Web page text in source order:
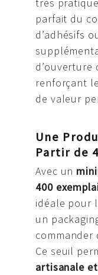
parfait du
d’adhésifs
renforçant
de valeur
Une
Partir de
Avec un
400
idéale pour
un
commander
Ce seuil
artisanale